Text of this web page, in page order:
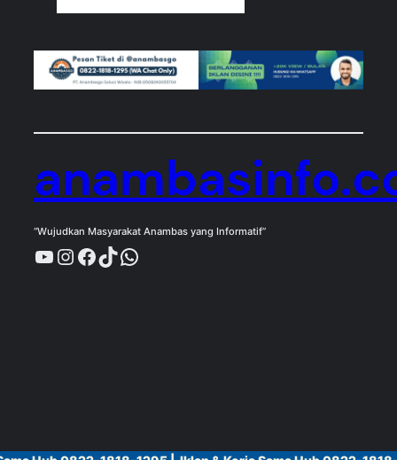
“Wujudkan Masyarakat Anambas yang Informatif”
YouTube
Instagram
Facebook
TikTok
WhatsApp